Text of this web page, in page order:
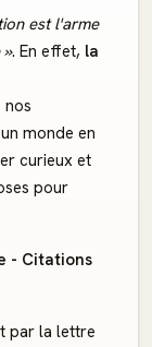
est l'arme
. En effet, la
nos
monde en
curieux et
pour
- Citations
par la lettre